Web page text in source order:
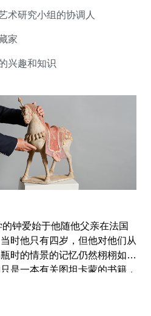
力寻找这样的有趣的故事，并
会忘记那些刚刚起步的收藏家
级专业的作品。
术研究小组的协调人
家
兴趣和知识
钟爱始于他随他父亲在法国
时他只有四岁，但他对他们从
时的情景的记忆仍然栩栩如
是一本有关图坦卡蒙的书籍，
漫画册则不屑一顾。这是后来